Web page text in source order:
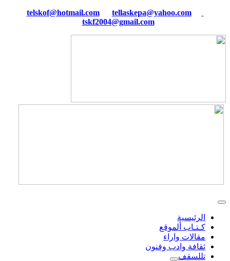
tellaskepa@yahoo.com
tskf2004@gmail.com
الرئيسية
كـتـاب ألموقع
مقالات واراء
ثقافة وادب وفنون
تللسقف